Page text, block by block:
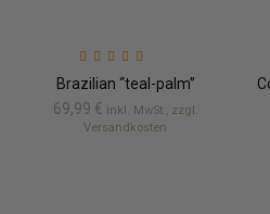
Bewertet mit 5.00
von 5
Brazilian “teal-palm”
69,99 € inkl. MwSt., zzgl.
Versandkosten